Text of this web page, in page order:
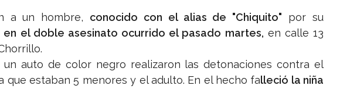
a un hombre, conocido con el alias de "Chiquito" por su
en el doble asesinato ocurrido el pasado martes, en calle 13
auto de color negro realizaron las detonaciones contra el
que estaban 5 menores y el adulto. En el hecho falleció la niña